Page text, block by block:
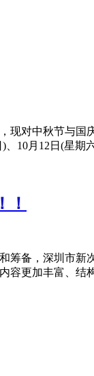
对中秋节与国
10月12日(星
！
备，深圳市
容更加丰富、